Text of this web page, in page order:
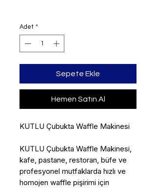
Adet *
Sepete Ekle
Hemen Satın Al
KUTLU Çubukta Waffle Makinesi
KUTLU Çubukta Waffle Makinesi,
kafe, pastane, restoran, büfe ve
profesyonel mutfaklarda hızlı ve
homojen waffle pişirimi için